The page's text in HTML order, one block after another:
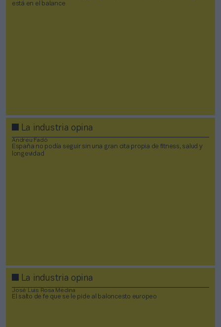
está en el balance
La industria opina
Andreu Fadó
España no podía seguir sin una gran cita propia de fitness, salud y
longevidad
La industria opina
José Luis Rosa Medina
El salto de fe que se le pide al baloncesto europeo